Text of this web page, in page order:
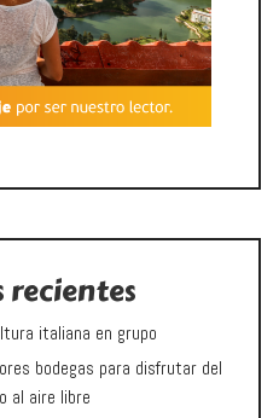
italiana en grupo
bodegas para disfrutar del
al aire libre